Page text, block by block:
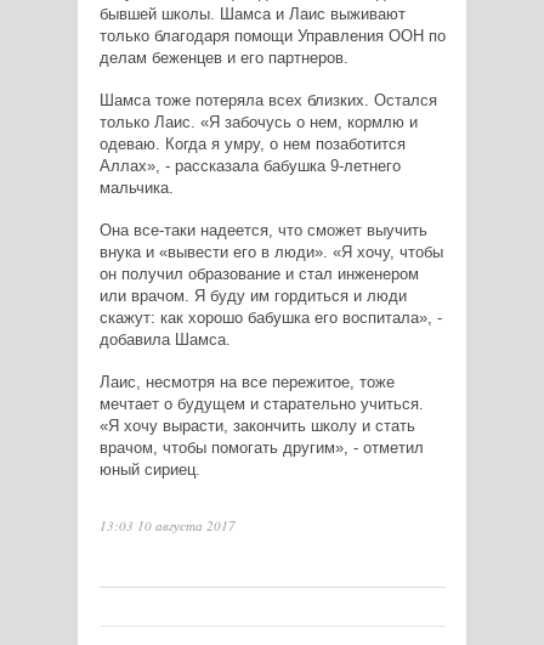
бывшей школы. Шамса и Лаис выживают
только благодаря помощи Управления ООН по
делам беженцев и его партнеров.
Шамса тоже потеряла всех близких. Остался
только Лаис. «Я забочусь о нем, кормлю и
одеваю. Когда я умру, о нем позаботится
Аллах», - рассказала бабушка 9-летнего
мальчика.
Она все-таки надеется, что сможет выучить
внука и «вывести его в люди». «Я хочу, чтобы
он получил образование и стал инженером
или врачом. Я буду им гордиться и люди
скажут: как хорошо бабушка его воспитала», -
добавила Шамса.
Лаис, несмотря на все пережитое, тоже
мечтает о будущем и старательно учиться.
«Я хочу вырасти, закончить школу и стать
врачом, чтобы помогать другим», - отметил
юный сириец.
13:03 10 августа 2017